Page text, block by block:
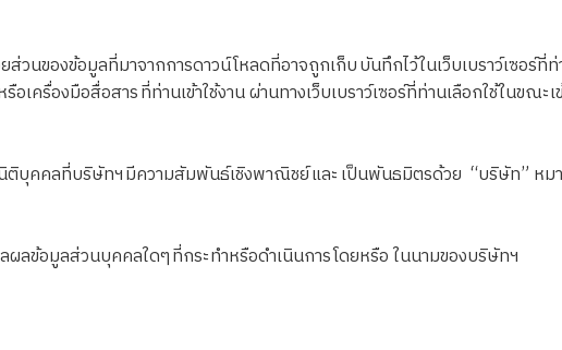
ของข้อมูลที่มาจากการดาวน์โหลดที่อาจถูกเก็บ บันทึกไว้ในเว็บเบราว์เซอร์ที่ท่
รื่องมือสื่อสาร ที่ท่านเข้าใช้งาน ผ่านทางเว็บเบราว์เซอร์ที่ท่านเลือกใช้ในขณะเ
คคลที่บริษัทฯ มีความสัมพันธ์เชิงพาณิชย์ และ เป็นพันธมิตรด้วย “บริษัท” หมา
ข้อมูลส่วนบุคคลใดๆ ที่กระทำหรือดำเนินการ โดยหรือ ในนามของบริษัทฯ